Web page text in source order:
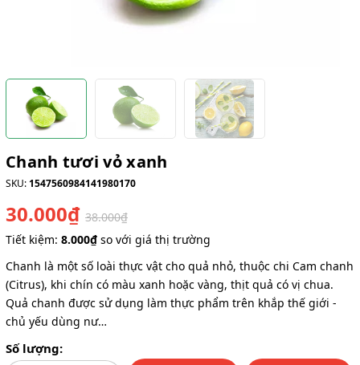
Chanh tươi vỏ xanh
SKU:1547560984141980170
30.000₫ 38.000₫
Tiết kiệm: 8.000₫ so với giá thị trường
Chanh là một số loài thực vật cho quả nhỏ, thuộc chi Cam chanh
(Citrus), khi chín có màu xanh hoặc vàng, thịt quả có vị chua.
Quả chanh được sử dụng làm thực phẩm trên khắp thế giới -
chủ yếu dùng nư…
Số lượng: